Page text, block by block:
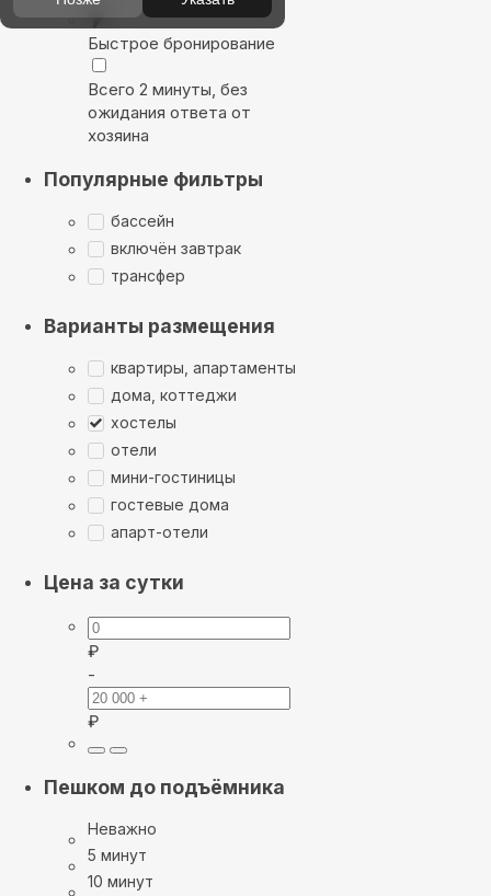
Быстрое бронирование
Всего 2 минуты, без
ожидания ответа от
хозяина
Популярные фильтры
бассейн
включён завтрак
трансфер
Варианты размещения
квартиры, апартаменты
дома, коттеджи
хостелы
отели
мини-гостиницы
гостевые дома
апарт-отели
Цена за сутки
₽
-
₽
Пешком до подъёмника
Неважно
5 минут
10 минут